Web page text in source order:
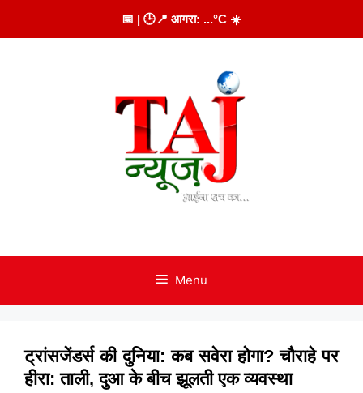
to
📅 | 🕒📍 आगरा: ...°C ☀️
Menu
ट्रांसजेंडर्स की दुनिया: कब सवेरा होगा? चौराहे पर
हीरा: ताली, दुआ के बीच झूलती एक व्यवस्था